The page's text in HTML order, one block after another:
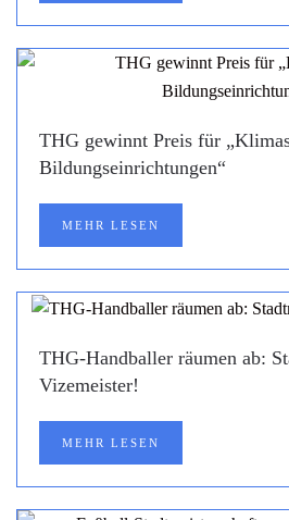
THG gewinnt Preis für
Bildungseinrichtungen“
MEHR LESEN
THG-Handballer räumen ab:
Vizemeister!
MEHR LESEN